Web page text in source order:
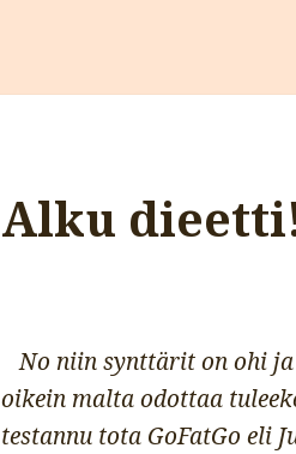
Alku
No niin synttärit on ohi
oikein malta odottaa
testannu tota GoFatGo eli